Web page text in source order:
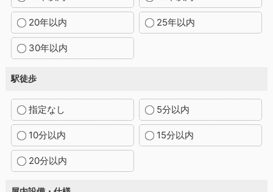
20年以内 25年以内
30年以内
駅徒歩
指定なし 5分以内
10分以内 15分以内
20分以内